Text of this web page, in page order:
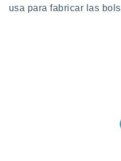
el
usa para fabricar las